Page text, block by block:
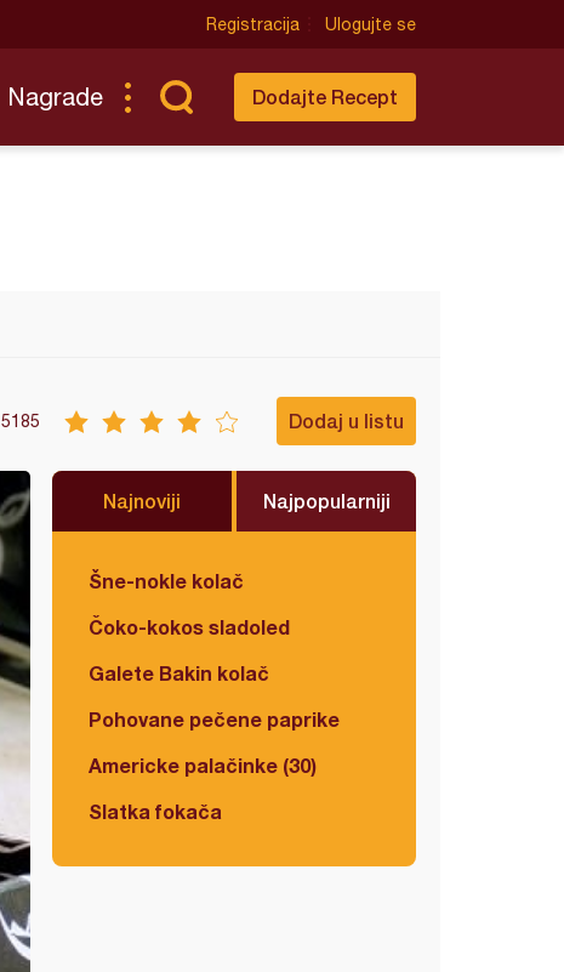
Registracija Ulogujte se
Nagrade Dodajte Recept
5185 Dodaj u listu
Najnoviji Najpopularniji
Šne-nokle kolač
Čoko-kokos sladoled
Galete Bakin kolač
Pohovane pečene paprike
Americke palačinke (30)
Slatka fokača